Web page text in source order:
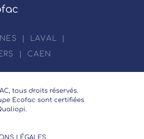
LAVAL
CAEN
tous droits réservés.
Ecofac sont certifiées
LÉGALES